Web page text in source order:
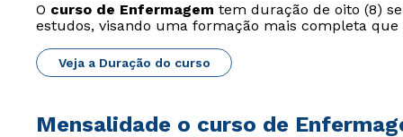
O curso de Enfermagem tem duração de oito (8)
estudos, visando uma formação mais completa
Veja a Duração do curso
Mensalidade o curso de